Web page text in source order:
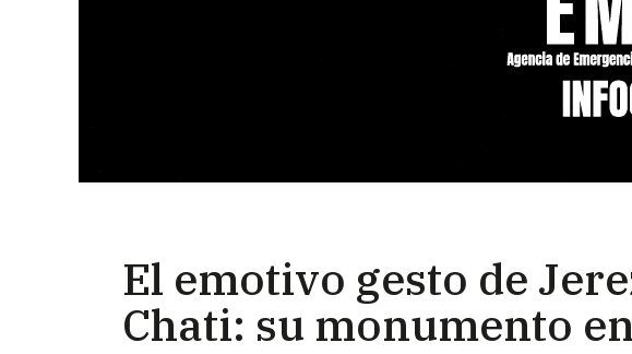
El emotivo gesto de
Chati: su monumento